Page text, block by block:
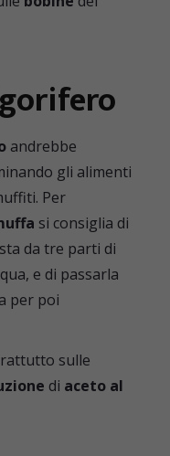
andrebbe
gli alimenti
Per
si consiglia di
da tre parti di
e di passarla
per poi
sulle
di aceto al